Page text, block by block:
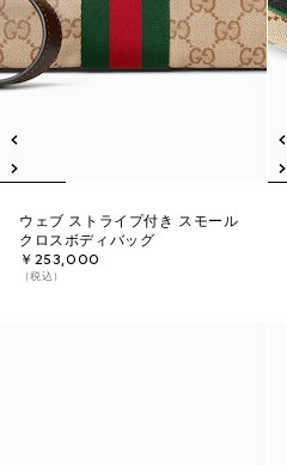
ウェブ ストライプ付き スモール
クロスボディバッグ
￥253,000
（税込）